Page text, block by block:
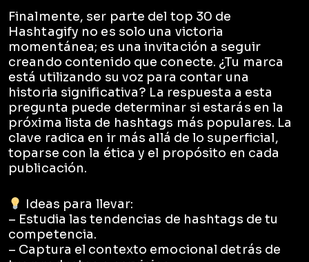
Finalmente, ser parte del top 30 de
Hashtagify no es solo una victoria
momentánea; es una invitación a seguir
creando contenido que conecte. ¿Tu marca
está utilizando su voz para contar una
historia significativa? La respuesta a esta
pregunta puede determinar si estarás en la
próxima lista de hashtags más populares. La
clave radica en ir más allá de lo superficial,
toparse con la ética y el propósito en cada
publicación.
Ideas para llevar:
– Estudia las tendencias de hashtags de tu
competencia.
– Captura el contexto emocional detrás de